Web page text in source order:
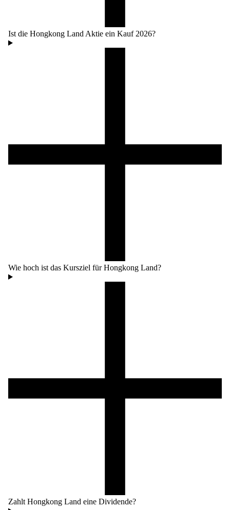
Ist die Hongkong Land Aktie ein Kauf 2026?
Wie hoch ist das Kursziel für Hongkong Land?
Zahlt Hongkong Land eine Dividende?